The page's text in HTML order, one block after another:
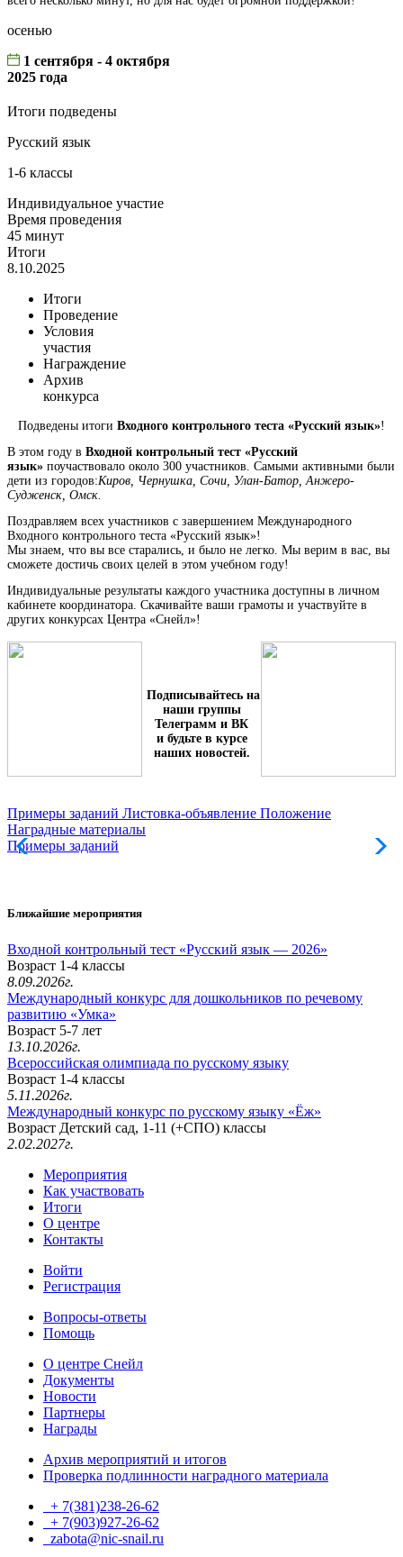
осенью
1 сентября - 4 октября
2025 года
Итоги подведены
Русский язык
1-6 классы
Индивидуальное участие
Время проведения
45 минут
Итоги
8.10.2025
Итоги
Проведение
Условия
участия
Награждение
Архив
конкурса
Подведены итоги Входного контрольного теста «Русский язык»!
В этом году в Входной контрольный тест «Русский
язык» поучаствовало около 300 участников. Самыми активными были
дети из городов:Киров, Чернушка, Сочи, Улан-Батор, Анжеро-
Судженск, Омск.
Поздравляем всех участников с завершением Международного
Входного контрольного теста «Русский язык»!
Мы знаем, что вы все старались, и было не легко. Мы верим в вас, вы
сможете достичь своих целей в этом учебном году!
Индивидуальные результаты каждого участника доступны в личном
кабинете координатора. Скачивайте ваши грамоты и участвуйте в
других конкурсах Центра «Снейл»!
Подписывайтесь на
наши группы
Телеграмм и ВК
и будьте в курсе
наших новостей.
Примеры заданий Листовка-объявление Положение
Наградные материалы
Примеры заданий
Ближайшие мероприятия
Входной контрольный тест «Русский язык — 2026»
Возраст 1-4 классы
8.09.2026г.
Международный конкурс для дошкольников по речевому
развитию «Умка»
Возраст 5-7 лет
13.10.2026г.
Всероссийская олимпиада по русскому языку
Возраст 1-4 классы
5.11.2026г.
Международный конкурс по русскому языку «Ёж»
Возраст Детский сад, 1-11 (+СПО) классы
2.02.2027г.
Мероприятия
Как участвовать
Итоги
О центре
Контакты
Войти
Регистрация
Вопросы-ответы
Помощь
О центре Снейл
Документы
Новости
Партнеры
Награды
Архив мероприятий и итогов
Проверка подлинности наградного материала
+ 7(381)238-26-62
+ 7(903)927-26-62
zabota@nic-snail.ru